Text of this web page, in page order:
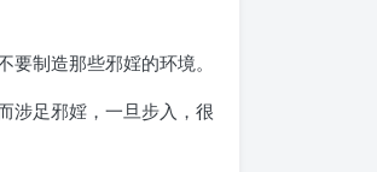
制造那些邪婬的环境。
涉足邪婬，一旦步入，很